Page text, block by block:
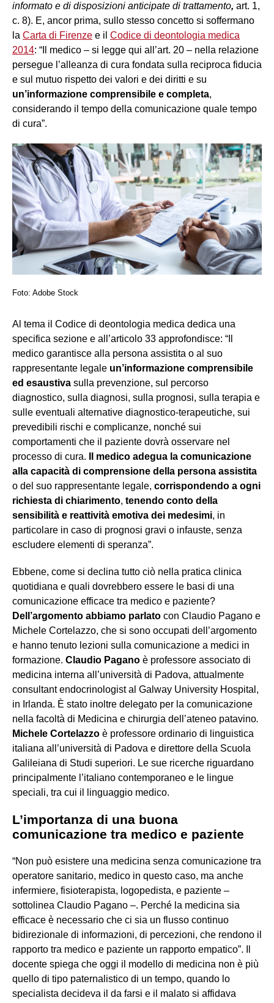
informato e di disposizioni anticipate di trattamento, art. 1,
c. 8). E, ancor prima, sullo stesso concetto si soffermano
la Carta di Firenze e il Codice di deontologia medica
2014: “Il medico – si legge qui all’art. 20 – nella relazione
persegue l’alleanza di cura fondata sulla reciproca fiducia
e sul mutuo rispetto dei valori e dei diritti e su
un’informazione comprensibile e completa,
considerando il tempo della comunicazione quale tempo
di cura”.
Foto: Adobe Stock
Al tema il Codice di deontologia medica dedica una
specifica sezione e all’articolo 33 approfondisce: “Il
medico garantisce alla persona assistita o al suo
rappresentante legale un’informazione comprensibile
ed esaustiva sulla prevenzione, sul percorso
diagnostico, sulla diagnosi, sulla prognosi, sulla terapia e
sulle eventuali alternative diagnostico-terapeutiche, sui
prevedibili rischi e complicanze, nonché sui
comportamenti che il paziente dovrà osservare nel
processo di cura.
Il medico adegua la comunicazione
alla capacità di comprensione della persona assistita
o del suo rappresentante legale, corrispondendo a ogni
richiesta di chiarimento, tenendo conto della
sensibilità e reattività emotiva dei medesimi, in
particolare in caso di prognosi gravi o infauste, senza
escludere elementi di speranza”.
Ebbene, come si declina tutto ciò nella pratica clinica
quotidiana e quali dovrebbero essere le basi di una
comunicazione efficace tra medico e paziente?
Dell’argomento abbiamo parlato con Claudio Pagano e
Michele Cortelazzo, che si sono occupati dell’argomento
e hanno tenuto lezioni sulla comunicazione a medici in
formazione. Claudio Pagano è professore associato di
medicina interna all’università di Padova, attualmente
consultant endocrinologist al Galway University Hospital,
in Irlanda. È stato inoltre delegato per la comunicazione
nella facoltà di Medicina e chirurgia dell’ateneo patavino.
Michele Cortelazzo è professore ordinario di linguistica
italiana all’università di Padova e direttore della Scuola
Galileiana di Studi superiori. Le sue ricerche riguardano
principalmente l’italiano contemporaneo e le lingue
speciali, tra cui il linguaggio medico.
L’importanza di una buona
comunicazione tra medico e paziente
“Non può esistere una medicina senza comunicazione tra
operatore sanitario, medico in questo caso, ma anche
infermiere, fisioterapista, logopedista, e paziente –
sottolinea Claudio Pagano –. Perché la medicina sia
efficace è necessario che ci sia un flusso continuo
bidirezionale di informazioni, di percezioni, che rendono il
rapporto tra medico e paziente un rapporto empatico”. Il
docente spiega che oggi il modello di medicina non è più
quello di tipo paternalistico di un tempo, quando lo
specialista decideva il da farsi e il malato si affidava